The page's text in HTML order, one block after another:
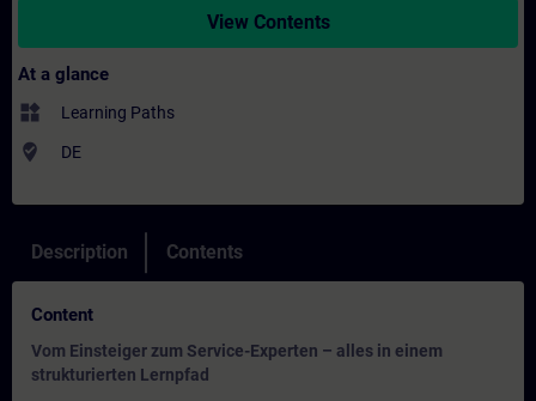
View Contents
At a glance
widgets Learning Paths
where_to_vote DE
Description Contents
Content
Vom Einsteiger zum Service-Experten – alles in einem
strukturierten Lernpfad